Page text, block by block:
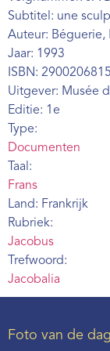
Subtitel: une
Auteur: Béguerie,
Jaar: 1993
ISBN:
Uitgever: Musée
Editie: 1e
Type:
Documenten
Taal:
Frans
Land: Frankrijk
Rubriek:
Jacobus
Trefwoord:
Jacobalia
Foto van de dag